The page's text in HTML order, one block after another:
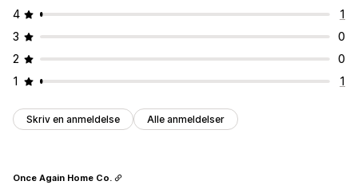
4
1
3
0
2
0
1
1
Skriv en anmeldelse Alle anmeldelser
Once Again Home Co.